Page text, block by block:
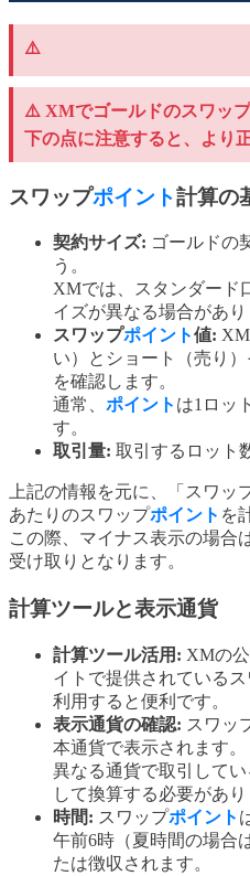
⚠️
⚠️ XMでゴールドのスワップ
下の点に注意すると、より
スワップポイント計算の
契約サイズ: ゴールドの
う。
XMでは、スタンダード
イズが異なる場合があり
スワップポイント値:
い）とショート（売り
を確認します。
通常、 ポイント は1ロッ
す。
取引量: 取引するロット
上記の情報を元に、「スワッ
あたりのスワップポイント を
この際、マイナス表示の場合
受け取りとなります。
計算ツールと表示通貨
計算ツール活用: XMの
イトで提供されている
利用すると便利です。
表示通貨の確認: スワッ
本通貨で表示されます。
異なる通貨で取引して
して換算する必要があり
時間: スワップポイント
午前6時（夏時間の場合
たは徴収されます。